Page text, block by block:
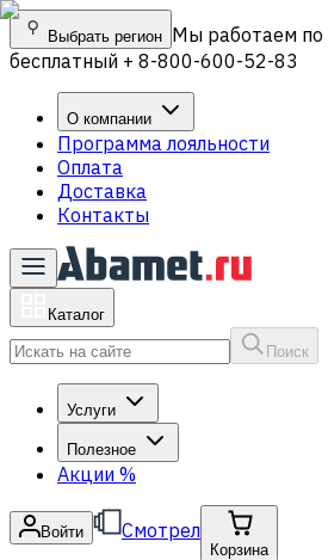
Выбрать регион Мы работаем по
бесплатный + 8-800-600-52-83
О компании
Программа лояльности
Оплата
Доставка
Контакты
Каталог
Поиск
Услуги
Полезное
Акции %
Войти Смотрел
Корзина